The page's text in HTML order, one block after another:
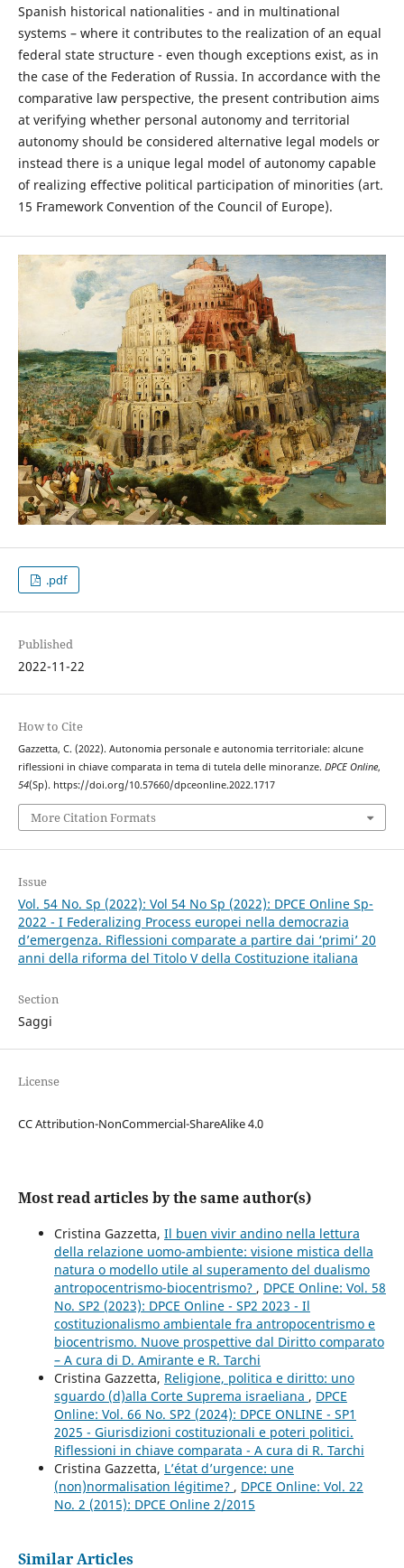
Spanish historical nationalities - and in multinational
systems – where it contributes to the realization of an equal
federal state structure - even though exceptions exist, as in
the case of the Federation of Russia. In accordance with the
comparative law perspective, the present contribution aims
at verifying whether personal autonomy and territorial
autonomy should be considered alternative legal models or
instead there is a unique legal model of autonomy capable
of realizing effective political participation of minorities (art.
15 Framework Convention of the Council of Europe).
.pdf
Published
2022-11-22
How to Cite
Gazzetta, C. (2022). Autonomia personale e autonomia territoriale: alcune
riflessioni in chiave comparata in tema di tutela delle minoranze. DPCE Online,
54(Sp). https://doi.org/10.57660/dpceonline.2022.1717
More Citation Formats
Issue
Vol. 54 No. Sp (2022): Vol 54 No Sp (2022): DPCE Online Sp-
2022 - I Federalizing Process europei nella democrazia
d’emergenza. Riflessioni comparate a partire dai ‘primi’ 20
anni della riforma del Titolo V della Costituzione italiana
Section
Saggi
License
CC Attribution-NonCommercial-ShareAlike 4.0
Most read articles by the same author(s)
Cristina Gazzetta, Il buen vivir andino nella lettura
della relazione uomo-ambiente: visione mistica della
natura o modello utile al superamento del dualismo
antropocentrismo-biocentrismo? , DPCE Online: Vol. 58
No. SP2 (2023): DPCE Online - SP2 2023 - Il
costituzionalismo ambientale fra antropocentrismo e
biocentrismo. Nuove prospettive dal Diritto comparato
– A cura di D. Amirante e R. Tarchi
Cristina Gazzetta, Religione, politica e diritto: uno
sguardo (d)alla Corte Suprema israeliana , DPCE
Online: Vol. 66 No. SP2 (2024): DPCE ONLINE - SP1
2025 - Giurisdizioni costituzionali e poteri politici.
Riflessioni in chiave comparata - A cura di R. Tarchi
Cristina Gazzetta, L’état d’urgence: une
(non)normalisation légitime? , DPCE Online: Vol. 22
No. 2 (2015): DPCE Online 2/2015
Similar Articles